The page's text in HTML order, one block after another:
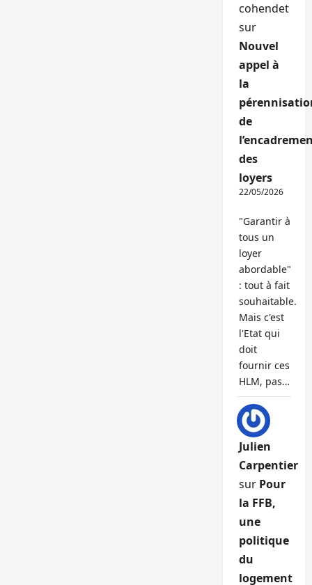
cohendet
sur
Nouvel
appel à
la
de
des
loyers
22/05/2026
"Garantir à
tous un
loyer
abordable"
: tout à fait
souhaitable.
Mais c'est
l'Etat qui
doit
fournir ces
HLM, pas…
Julien
Carpentier
sur Pour
la FFB,
une
politique
du
logement